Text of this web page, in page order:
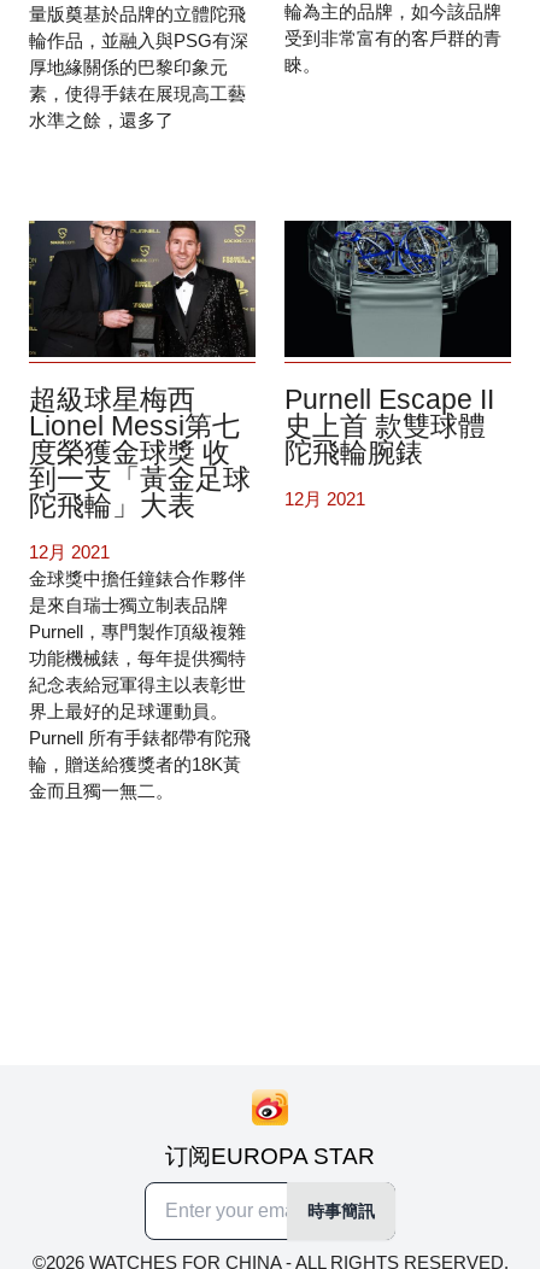
量版奠基於品牌的立體陀飛
輪作品，並融入與PSG有深
厚地緣關係的巴黎印象元
素，使得手錶在展現高工藝
水準之餘，還多了
輪為主的品牌，如今該品牌
受到非常富有的客戶群的青
睞。
超級球星梅西
Lionel Messi第七
度榮獲金球獎 收
到一支「黃金足球
陀飛輪」大表
12月 2021
金球獎中擔任鐘錶合作夥伴
是來自瑞士獨立制表品牌
Purnell，專門製作頂級複雜
功能機械錶，每年提供獨特
紀念表給冠軍得主以表彰世
界上最好的足球運動員。
Purnell 所有手錶都帶有陀飛
輪，贈送給獲獎者的18K黃
金而且獨一無二。
Purnell Escape II
史上首 款雙球體
陀飛輪腕錶
12月 2021
订阅EUROPA STAR
時事簡訊
©2026 WATCHES FOR CHINA - ALL RIGHTS RESERVED.